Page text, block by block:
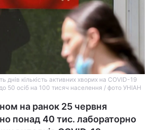
днів кількість активних хворих на COVID-19
50 осіб на 100 тисяч населення / фото УНІАН
на ранок 25 червня
понад 40 тис. лабораторно